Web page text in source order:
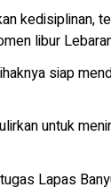
kedisiplinan,
libur
siap
untuk
Lapas